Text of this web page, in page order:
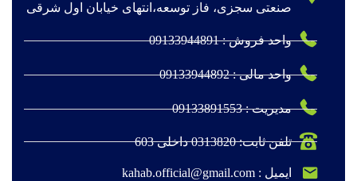
صنعتی سجزی، فاز توسعه،انتهای خیابان اول شرقی
واحد فروش : 09133944891
واحد مالی : 09133944892
مدیریت : 09133891553
تلفن ثابت: 0313820 داخلی 603
ایمیل : kahab.official@gmail.com